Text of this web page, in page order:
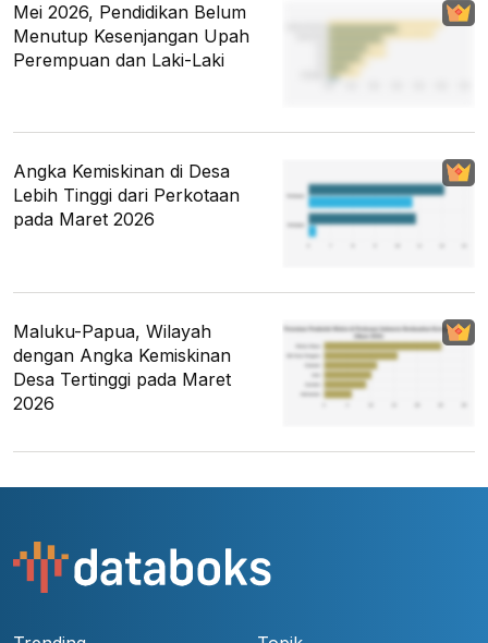
Mei 2026, Pendidikan Belum
Menutup Kesenjangan Upah
Perempuan dan Laki-Laki
Angka Kemiskinan di Desa
Lebih Tinggi dari Perkotaan
pada Maret 2026
Maluku-Papua, Wilayah
dengan Angka Kemiskinan
Desa Tertinggi pada Maret
2026